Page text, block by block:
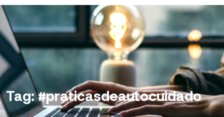
Tag:#praticasdeautocuidado